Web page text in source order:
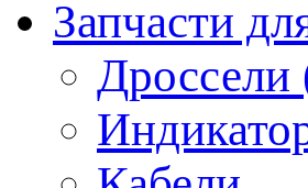
Запчасти
Дроссели